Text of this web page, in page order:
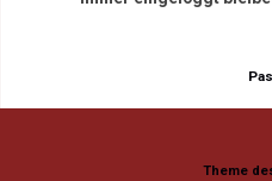
Theme